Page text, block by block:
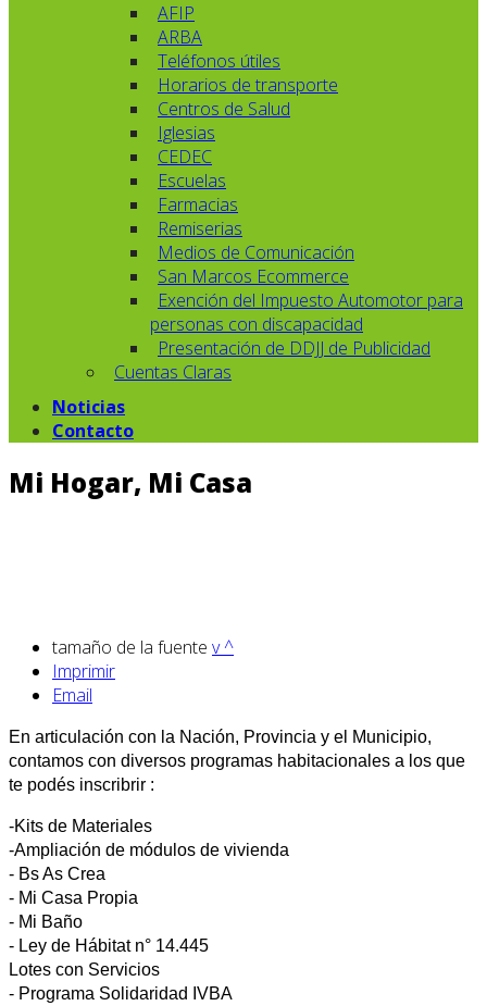
AFIP
ARBA
Teléfonos útiles
Horarios de transporte
Centros de Salud
Iglesias
CEDEC
Escuelas
Farmacias
Remiserias
Medios de Comunicación
San Marcos Ecommerce
Exención del Impuesto Automotor para
personas con discapacidad
Presentación de DDJJ de Publicidad
Cuentas Claras
Noticias
Contacto
Mi Hogar, Mi Casa
tamaño de la fuente v^
Imprimir
Email
En articulación con la Nación, Provincia y el Municipio,
contamos con diversos programas habitacionales a los que
te podés inscribrir :
-Kits de Materiales
-Ampliación de módulos de vivienda
- Bs As Crea
- Mi Casa Propia
- Mi Baño
- Ley de Hábitat n° 14.445
Lotes con Servicios
- Programa Solidaridad IVBA